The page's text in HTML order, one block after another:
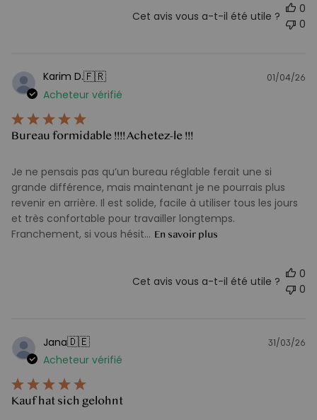
Cet avis vous a-t-il été utile ?
0
0
Karim D.🇫🇷
Acheteur vérifié
Bureau formidable !!!! Achetez-le !!!
Je ne pensais pas qu’un bureau réglable ferait une si
grande différence, mais maintenant je ne pourrais plus
revenir en arrière. Il est solide, facile à utiliser tous les jours
et très confortable pour travailler longtemps.
Franchement, si vous hésit... En savoir plus
01/04/26
Cet avis vous a-t-il été utile ?
0
0
Jana🇩🇪
Acheteur vérifié
Kauf hat sich gelohnt
31/03/26